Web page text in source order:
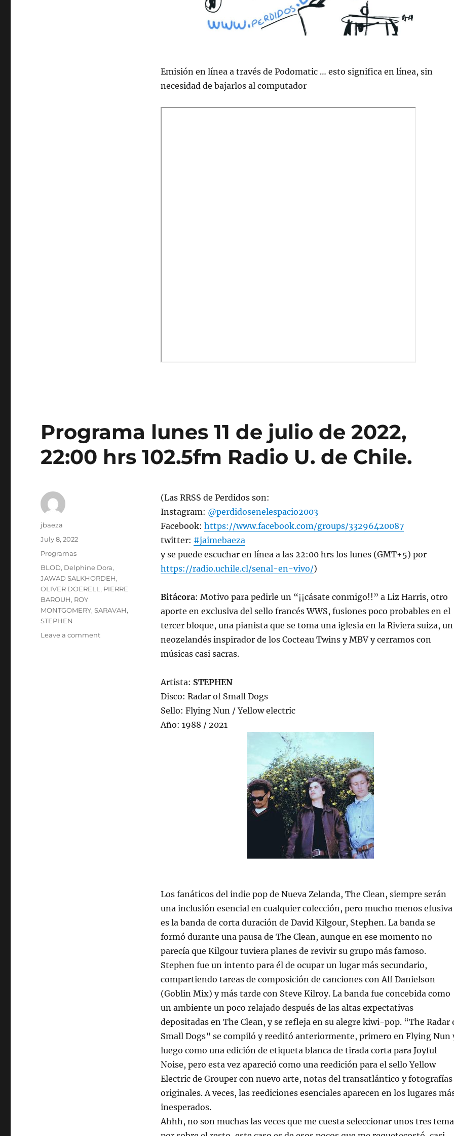
Emisión en lí­nea a través de Podomatic … esto significa en lí­nea, sin
necesidad de bajarlos al computador
Programa lunes 11 de julio de 2022,
22:00 hrs 102.5fm Radio U. de Chile.
(Las RRSS de Perdidos son:
Instagram: @perdidosenelespacio2003
Facebook: https://www.facebook.com/groups/33296420087
twitter: #jaimebaeza
y se puede escuchar en línea a las 22:00 hrs los lunes (GMT+5) por
https://radio.uchile.cl/senal-en-vivo/)
Bitácora: Motivo para pedirle un “¡¡cásate conmigo!!” a Liz Harris, otro
aporte en exclusiva del sello francés WWS, fusiones poco probables en el
tercer bloque, una pianista que se toma una iglesia en la Riviera suiza, un
neozelandés inspirador de los Cocteau Twins y MBV y cerramos con
músicas casi sacras.
Artista: STEPHEN
Disco: Radar of Small Dogs
Sello: Flying Nun / Yellow electric
Año: 1988 / 2021
Los fanáticos del indie pop de Nueva Zelanda, The Clean, siempre serán
una inclusión esencial en cualquier colección, pero mucho menos efusiva
es la banda de corta duración de David Kilgour, Stephen. La banda se
formó durante una pausa de The Clean, aunque en ese momento no
parecía que Kilgour tuviera planes de revivir su grupo más famoso.
Stephen fue un intento para él de ocupar un lugar más secundario,
compartiendo tareas de composición de canciones con Alf Danielson
(Goblin Mix) y más tarde con Steve Kilroy. La banda fue concebida como
un ambiente un poco relajado después de las altas expectativas
depositadas en The Clean, y se refleja en su alegre kiwi-pop. “The Radar
Small Dogs” se compiló y reeditó anteriormente, primero en Flying Nun
luego como una edición de etiqueta blanca de tirada corta para Joyful
Noise, pero esta vez apareció como una reedición para el sello Yellow
Electric de Grouper con nuevo arte, notas del transatlántico y fotografías
originales. A veces, las reediciones esenciales aparecen en los lugares
inesperados.
Ahhh, no son muchas las veces que me cuesta seleccionar unos tres
Author
jbaeza
Posted
July 8, 2022
Categories
Programas
Tags
BLOD, Delphine Dora,
JAWAD SALKHORDEH,
OLIVER DOERELL , PIERRE
BAROUH, ROY
MONTGOMERY,SARAVAH,
STEPHEN
Leave a commenton